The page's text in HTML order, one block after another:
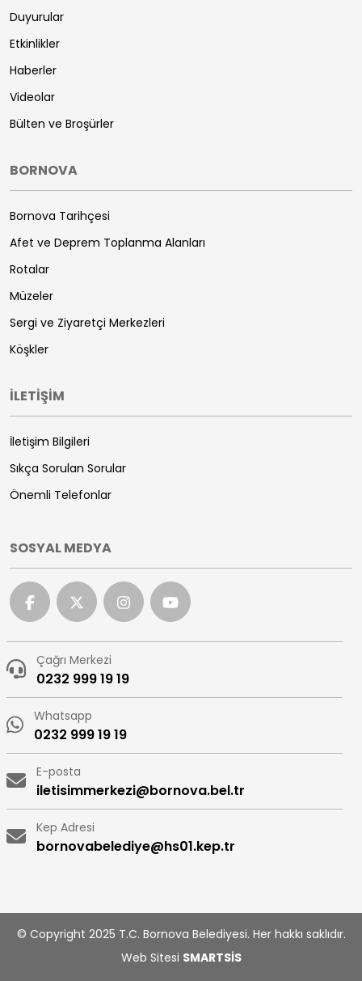
Duyurular
Etkinlikler
Haberler
Videolar
Bülten ve Broşürler
BORNOVA
Bornova Tarihçesi
Afet ve Deprem Toplanma Alanları
Rotalar
Müzeler
Sergi ve Ziyaretçi Merkezleri
Köşkler
İLETİŞİM
İletişim Bilgileri
Sıkça Sorulan Sorular
Önemli Telefonlar
SOSYAL MEDYA
Çağrı Merkezi
0232 999 19 19
Whatsapp
0232 999 19 19
E-posta
iletisimmerkezi@bornova.bel.tr
Kep Adresi
bornovabelediye@hs01.kep.tr
© Copyright 2025 T.C. Bornova Belediyesi. Her hakkı saklıdır.
Web Sitesi SMARTSİS